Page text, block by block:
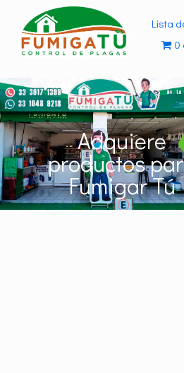
Lista
0
Adquiere
productos
Fumigar Tú